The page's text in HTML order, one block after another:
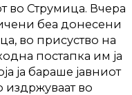
во Струмица. Вчера
беа донесени
во присуство на
постапка им ја
ја бараше јавниот
издржуваат во